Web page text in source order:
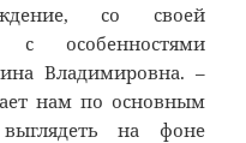
со своей
с особенностями
Владимировна. –
нам по основным
на фоне